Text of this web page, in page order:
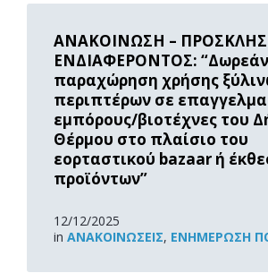
ΑΝΑΚΟΙΝΩΣΗ –
ΕΝΔΙΑΦΕΡΟΝΤΟΣ: “Δωρεάν
παραχώρηση χρήσης
περιπτέρων σε
εμπόρους/βιοτέχνες του
Θέρμου στο πλαίσιο του
εορταστικού bazaar ή
προϊόντων”
12/12/2025
in ΑΝΑΚOΙΝΏΣΕΙΣ, ΕΝΗΜΈΡΩΣΗ
Read